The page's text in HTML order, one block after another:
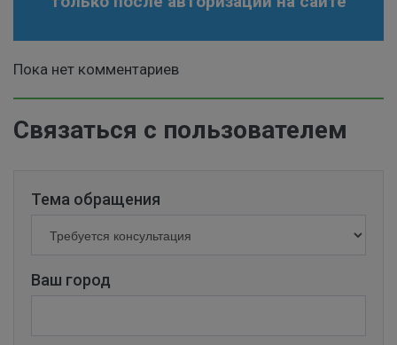
Пока нет комментариев
Связаться с пользователем
Тема обращения
Ваш город